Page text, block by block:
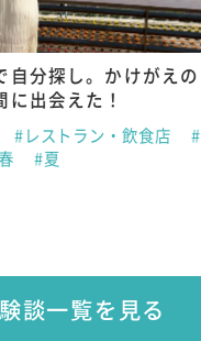
自分探し。かけがえの
に出会えた！
#レストラン・飲食店
#
#夏
談一覧を見る